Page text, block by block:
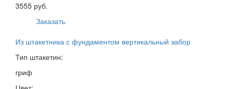
3555 руб.
Заказать
Из штакетника с фундаментом вертикальный забор
Тип штакетин:
гриф